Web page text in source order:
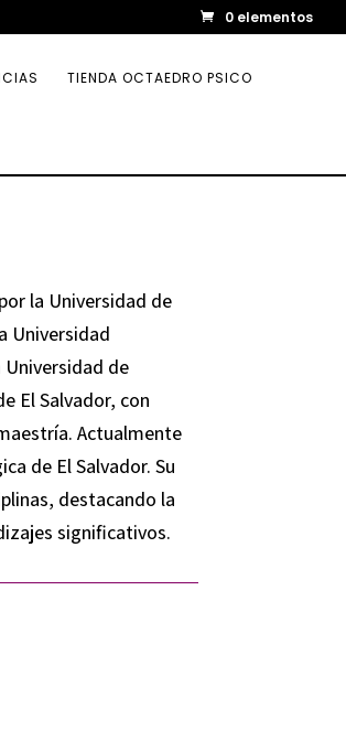
0 elementos
TIENDA OCTAEDRO PSICO
la Universidad de
Universidad
de
El Salvador, con
Actualmente
de El Salvador. Su
destacando la
significativos.